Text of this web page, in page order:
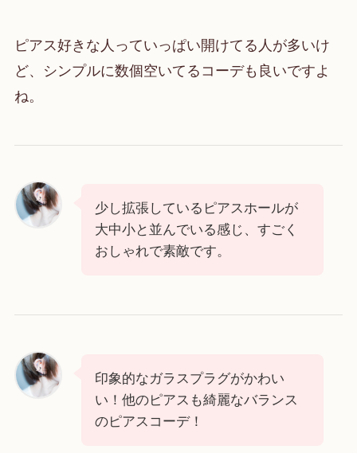
ピアス好きな人っていっぱい開けてる人が多いけ
ど、シンプルに数個空いてるコーデも良いですよ
ね。
少し拡張しているピアスホールが
大中小と並んでいる感じ、すごく
おしゃれで素敵です。
印象的なガラスプラグがかわい
い！他のピアスも綺麗なバランス
のピアスコーデ！